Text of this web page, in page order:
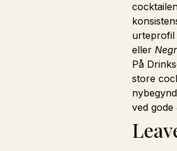
urteprofil
eller
På
store
ved gode